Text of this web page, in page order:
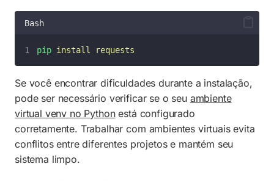
Bash
pip install requests
Se você encontrar dificuldades durante a instalação,
pode ser necessário verificar se o seu ambiente
virtual venv no Pythonestá configurado
corretamente. Trabalhar com ambientes virtuais evita
conflitos entre diferentes projetos e mantém seu
sistema limpo.